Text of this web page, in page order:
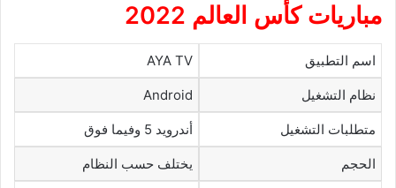
مباريات كأس العالم 2022
اسم التطبيق AYA TV
نظام التشغيل Android
متطلبات التشغيل أندرويد 5 وفيما فوق
الحجم يختلف حسب النظام